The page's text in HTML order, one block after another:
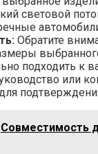
световой
Обратите
подходить к
или
Совместимость